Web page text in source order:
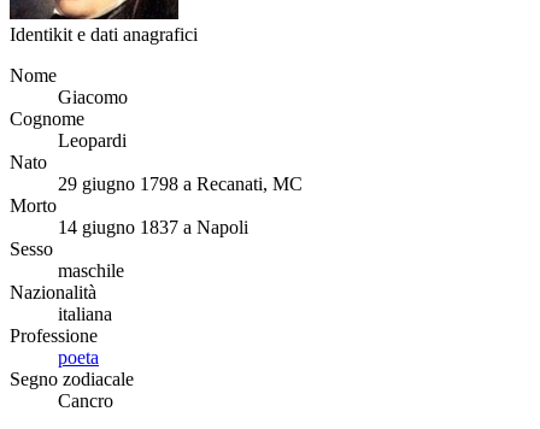
Identikit e dati anagrafici
Nome
Giacomo
Cognome
Leopardi
Nato
29 giugno 1798 a Recanati, MC
Morto
14 giugno 1837 a Napoli
Sesso
maschile
Nazionalità
italiana
Professione
poeta
Segno zodiacale
Cancro